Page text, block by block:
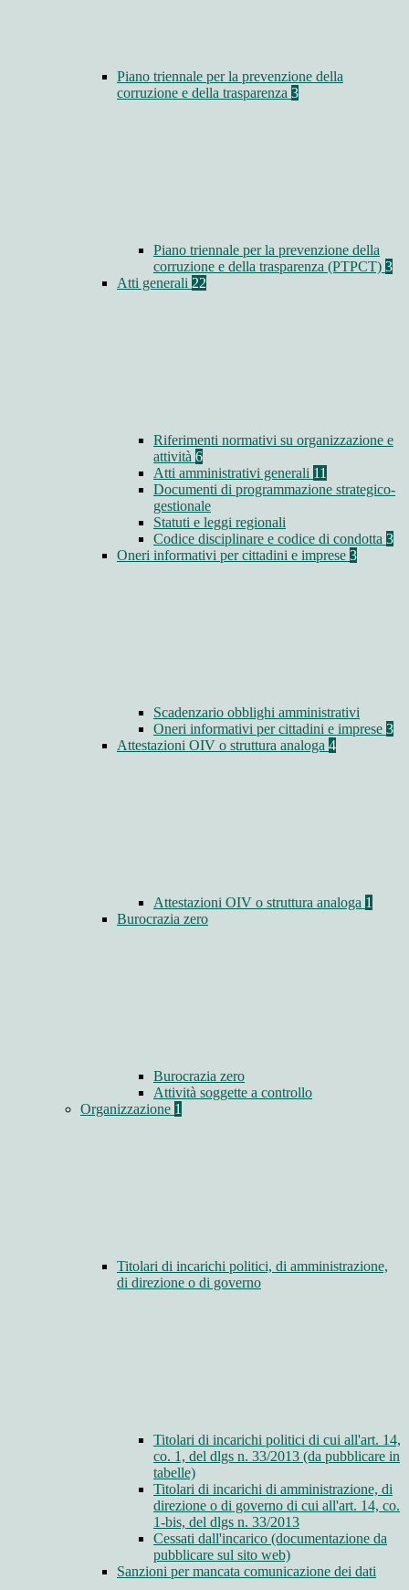
Piano triennale per la prevenzione della
corruzione e della trasparenza 3
Piano triennale per la prevenzione della
corruzione e della trasparenza (PTPCT) 3
Atti generali 22
Riferimenti normativi su organizzazione e
attività 6
Atti amministrativi generali 11
Documenti di programmazione strategico-
gestionale
Statuti e leggi regionali
Codice disciplinare e codice di condotta 3
Oneri informativi per cittadini e imprese 3
Scadenzario obblighi amministrativi
Oneri informativi per cittadini e imprese 3
Attestazioni OIV o struttura analoga 4
Attestazioni OIV o struttura analoga 1
Burocrazia zero
Burocrazia zero
Attività soggette a controllo
Organizzazione 1
Titolari di incarichi politici, di amministrazione,
di direzione o di governo
Titolari di incarichi politici di cui all'art. 14,
co. 1, del dlgs n. 33/2013 (da pubblicare in
tabelle)
Titolari di incarichi di amministrazione, di
direzione o di governo di cui all'art. 14, co.
1-bis, del dlgs n. 33/2013
Cessati dall'incarico (documentazione da
pubblicare sul sito web)
Sanzioni per mancata comunicazione dei dati